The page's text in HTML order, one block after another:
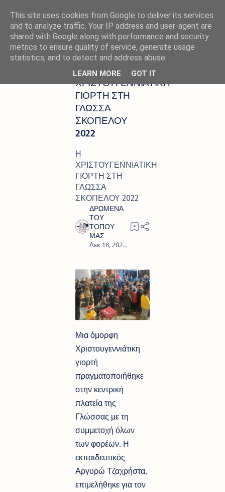
Αρχική σελίδα ΔΗΜΟΣ ΣΚΟΠΕΛΟΥ
Η
ΧΡΙΣΤΟΥΓΕΝΝΙΑΤΙΚΗ
ΓΙΟΡΤΗ ΣΤΗ
ΓΛΩΣΣΑ
ΣΚΟΠΕΛΟΥ
2022
Η
ΧΡΙΣΤΟΥΓΕΝΝΙΑΤΙΚΗ
ΓΙΟΡΤΗ ΣΤΗ
ΓΛΩΣΣΑ
ΣΚΟΠΕΛΟΥ 2022
Μια όμορφη
Χριστουγεννιάτικη
γιορτή
πραγματοποιήθηκε
στην κεντρική
πλατεία της
Γλώσσας με τη
συμμετοχή όλων
των φορέων. Η
εκπαιδευτικός
Αργυρώ Τζαχρήστα,
επιμελήθηκε για τον
This site uses cookies from Google to deliver its services
and to analyze traffic. Your IP address and user-agent are
shared with Google along with performance and security
metrics to ensure quality of service, generate usage
statistics, and to detect and address abuse.
LEARN MORE GOT IT